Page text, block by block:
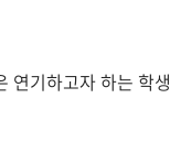
연기하고자 하는 학생